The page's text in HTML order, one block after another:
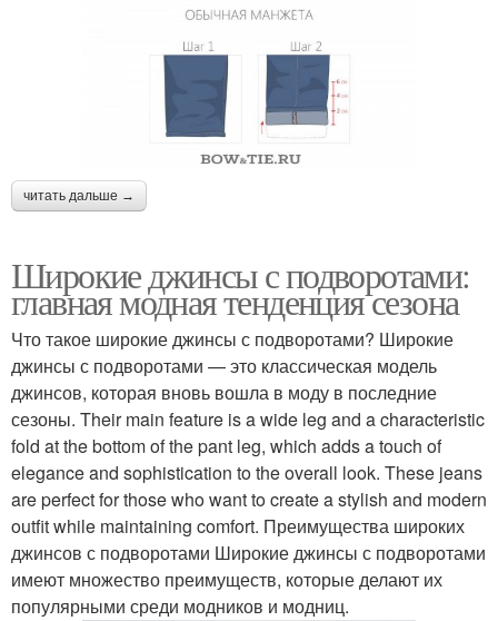
читать дальше →
Широкие джинсы с подворотами:
главная модная тенденция сезона
Что такое широкие джинсы с подворотами? Широкие
джинсы с подворотами — это классическая модель
джинсов, которая вновь вошла в моду в последние
сезоны. Their main feature is a wide leg and a characteristic
fold at the bottom of the pant leg, which adds a touch of
elegance and sophistication to the overall look. These jeans
are perfect for those who want to create a stylish and modern
outfit while maintaining comfort. Преимущества широких
джинсов с подворотами Широкие джинсы с подворотами
имеют множество преимуществ, которые делают их
популярными среди модников и модниц.